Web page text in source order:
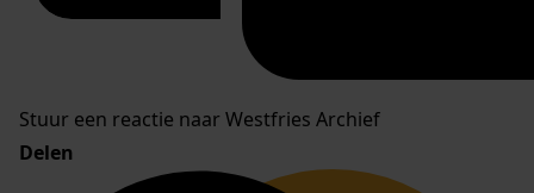
Stuur een reactie naar Westfries Archief
Delen